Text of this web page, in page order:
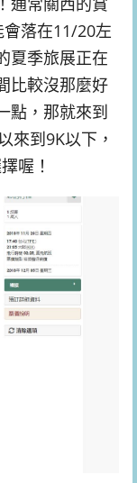
落在11/20左
夏季旅展正在
比較沒那麼好
點，那就來到
來到9K以下，
喔！